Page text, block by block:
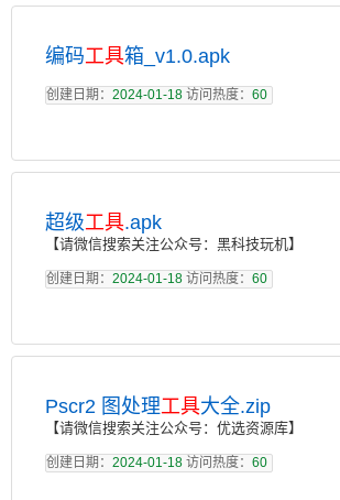
编码工具箱_v1.0.apk
创建日期： 2024-01-18 访问热度： 60
超级工具.apk
【请微信搜索关注公众号：黑科技玩机】
创建日期： 2024-01-18 访问热度： 60
Pscr2 图处理工具大全.zip
【请微信搜索关注公众号：优选资源库】
创建日期： 2024-01-18 访问热度： 60